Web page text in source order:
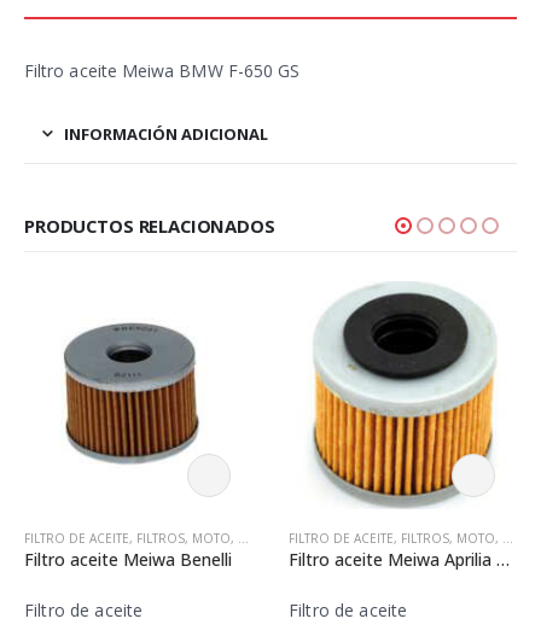
Filtro aceite Meiwa BMW F-650 GS
INFORMACIÓN ADICIONAL
PRODUCTOS RELACIONADOS
MOTO
FILTRO DE ACEITE, FILTROS, MOTO, RECAMBIOS MOTO
Filtro aceite Meiwa Benelli
Filtro de aceite
FILTRO DE ACEITE, FILTROS, MOTO,
Filtro aceite Meiwa Aprilia MXV 450
Filtro de aceite